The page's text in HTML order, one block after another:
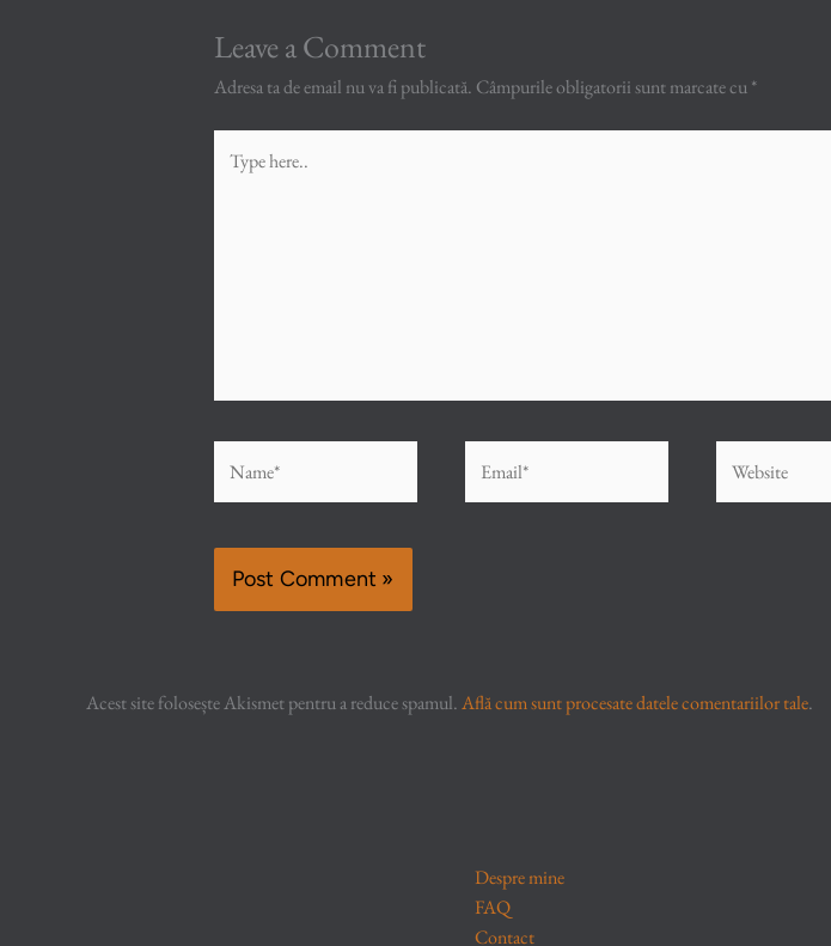
Leave a Comment
Adresa ta de email nu va fi publicată. Câmpurile obligatorii sunt marcate cu*
here..
Acest site folosește Akismet pentru a reduce spamul.Află cum sunt procesate datele comentariilor tale.
Despre mine
FAQ
Contact